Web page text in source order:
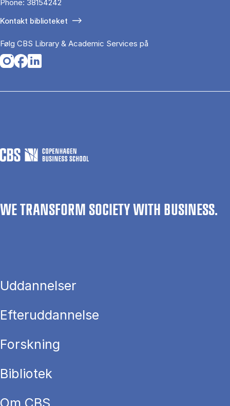
Phone: 38154242
Kontakt biblioteket
Følg CBS Library & Academic Services på
Opens in a new tab
Opens in a new tab
Opens in a new tab
WE TRANSFORM SOCIETY WITH BUSINESS.
Uddannelser
Efteruddannelse
Forskning
Bibliotek